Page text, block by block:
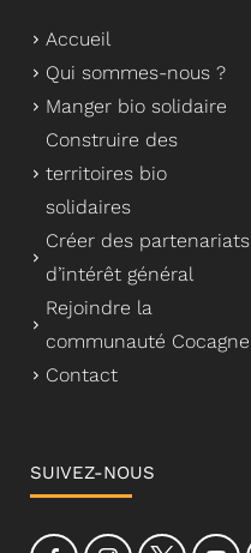
Accueil
Qui sommes-nous ?
Manger bio solidaire
Construire des
territoires bio
solidaires
Créer des partenariats
d’intérêt général
Rejoindre la
communauté Cocagne
Contact
SUIVEZ-NOUS